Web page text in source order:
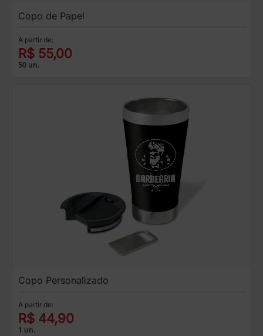
Copo de Papel
A partir de:
R$ 55,00
50 un.
Copo Personalizado
A partir de:
R$ 44,90
1 un.